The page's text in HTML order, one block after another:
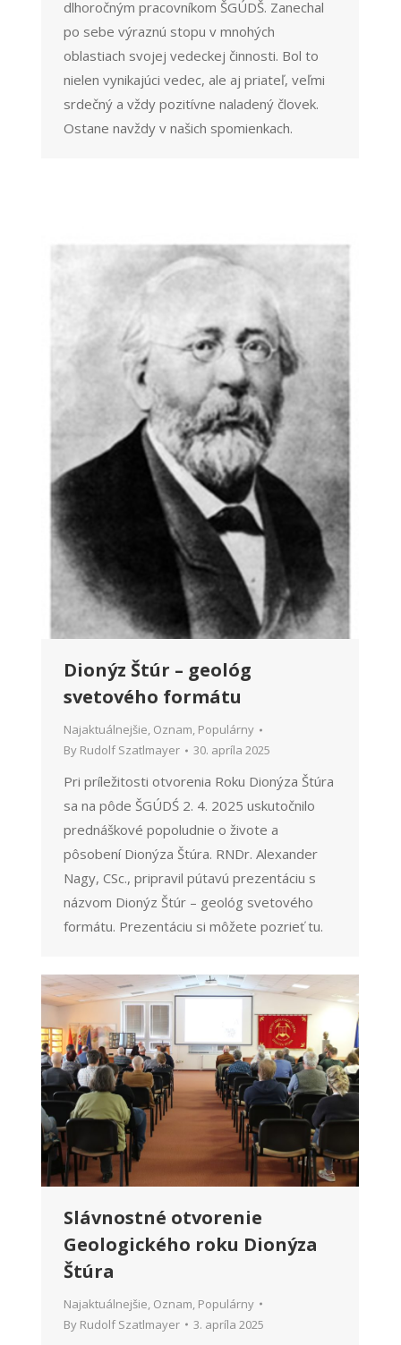
dlhoročným pracovníkom ŠGÚDŠ. Zanechal
po sebe výraznú stopu v mnohých
oblastiach svojej vedeckej činnosti. Bol to
nielen vynikajúci vedec, ale aj priateľ, veľmi
srdečný a vždy pozitívne naladený človek.
Ostane navždy v našich spomienkach.
Dionýz Štúr – geológ
svetového formátu
Najaktuálnejšie, Oznam, Populárny
By Rudolf Szatlmayer 30. apríla 2025
Pri príležitosti otvorenia Roku Dionýza Štúra
sa na pôde ŠGÚDŚ 2. 4. 2025 uskutočnilo
prednáškové popoludnie o živote a
pôsobení Dionýza Štúra. RNDr. Alexander
Nagy, CSc., pripravil pútavú prezentáciu s
názvom Dionýz Štúr – geológ svetového
formátu. Prezentáciu si môžete pozrieť tu.
Slávnostné otvorenie
Geologického roku Dionýza
Štúra
Najaktuálnejšie, Oznam, Populárny
By Rudolf Szatlmayer 3. apríla 2025